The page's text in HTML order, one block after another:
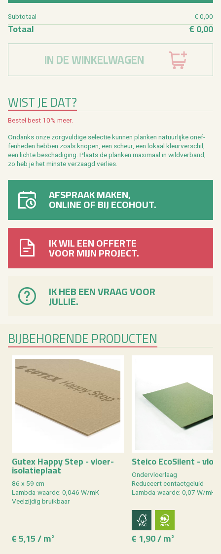
WIST JE DAT?
Be­stel best 10% meer.
On­danks onze zorg­vul­di­ge se­lec­tie kun­nen plan­ken na­tuur­lij­ke on­ef­
fen­he­den heb­ben zoals kno­pen, een scheur, een lo­kaal kleur­ver­schil,
een lich­te be­scha­di­ging. Plaats de plan­ken maxi­maal in wild­ver­band,
zo heb je het min­ste ver­zaagd ver­lies.
Sub­to­taal € 0,00
To­taal € 0,00
IN DE WINKELWAGEN
AFSPRAAK MAKEN,
ONLINE OF BIJ ECOHOUT.
IK WIL EEN OFFERTE
VOOR MIJN PROJECT.
IK HEB EEN VRAAG VOOR
JULLIE.
BIJ­BE­HO­REN­DE PRO­DUC­TEN
Gutex Happy Step - vloe­r­
iso­la­tie­plaat
86 x 59 cm
Lamb­da-waar­de: 0,046 W/mK
Veel­zij­dig bruik­baar
€ 5,15 / m²
Stei­co Eco­Si­lent -
On­der­vloer­laag
Re­du­ceert con­tact­ge­luid
Lamb­da-waar­de: 0,07 W/mK
€ 1,90 / m²